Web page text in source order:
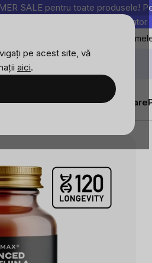
pe acest site, vă
aici.
SALE pentru toate produsele!
noastre sunt testate în laborator
Favoritele
NoutățiSuplimente alimentare
Evaluare